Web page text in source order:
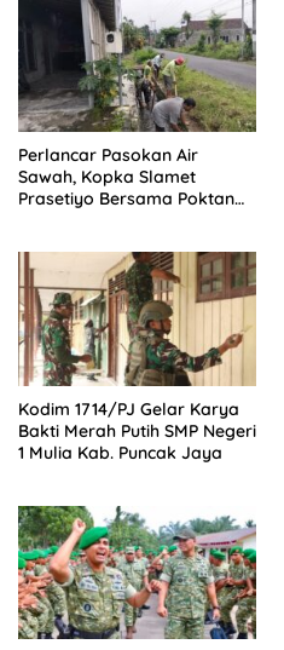
Perlancar Pasokan Air
Sawah, Kopka Slamet
Prasetiyo Bersama Poktan
Kodim 1714/PJ Gelar Karya
Bakti Merah Putih SMP Negeri
1 Mulia Kab. Puncak Jaya